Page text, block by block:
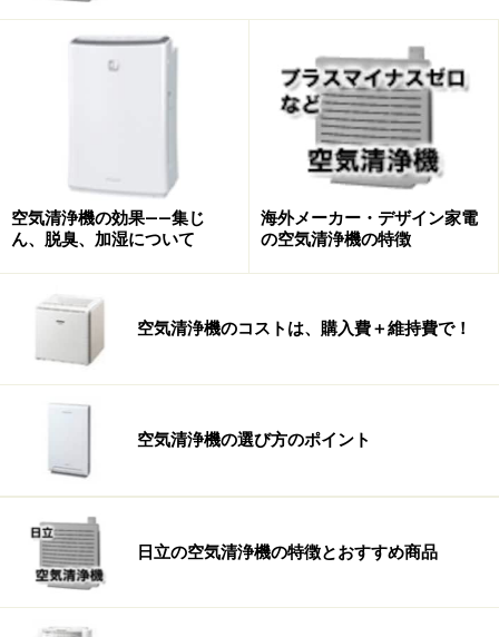
ランニングコストが抑えられるフィルター交換不要タイ
プは人気を集めていますが、水洗いなどの手入れは必須
なので、メンテナンス方法などもしっかり確認しましょ
■代表機種：F-VXM90 (パナソニック) ※2016年9月発売
集じんフィルター・加湿フィルター・脱臭フィルター、
全てが10年使用可能で経済的に。また、加湿フィルター
がスポンジタイプで洗いやすいのが◎集じんスピードが
早い大容量タイプ。
■代表機種：MCK70T（ダイキン）※2016年10月発売
全てのフィルター10年交換不要タイプ。やや複雑だった
構造も見直されシンプルになりましたが、洗うパーツは
多いので、購入前にメンテナンスの確認を！
空気清浄機の選び方のポイント：運転音、サイズなど >>
【関連記事】
空気清浄機の効果――集じ
ん、脱臭、加湿について
海外メーカー・デザイン家電
の空気清浄機の特徴
空気清浄機のコストは、購入費＋維持費で！
空気清浄機の選び方のポイント
日立の空気清浄機の特徴とおすすめ商品